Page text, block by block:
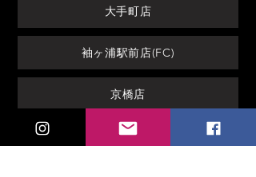
大手町店
袖ヶ浦駅前店(FC)
京橋店
焼肉＆肉ビストロ店